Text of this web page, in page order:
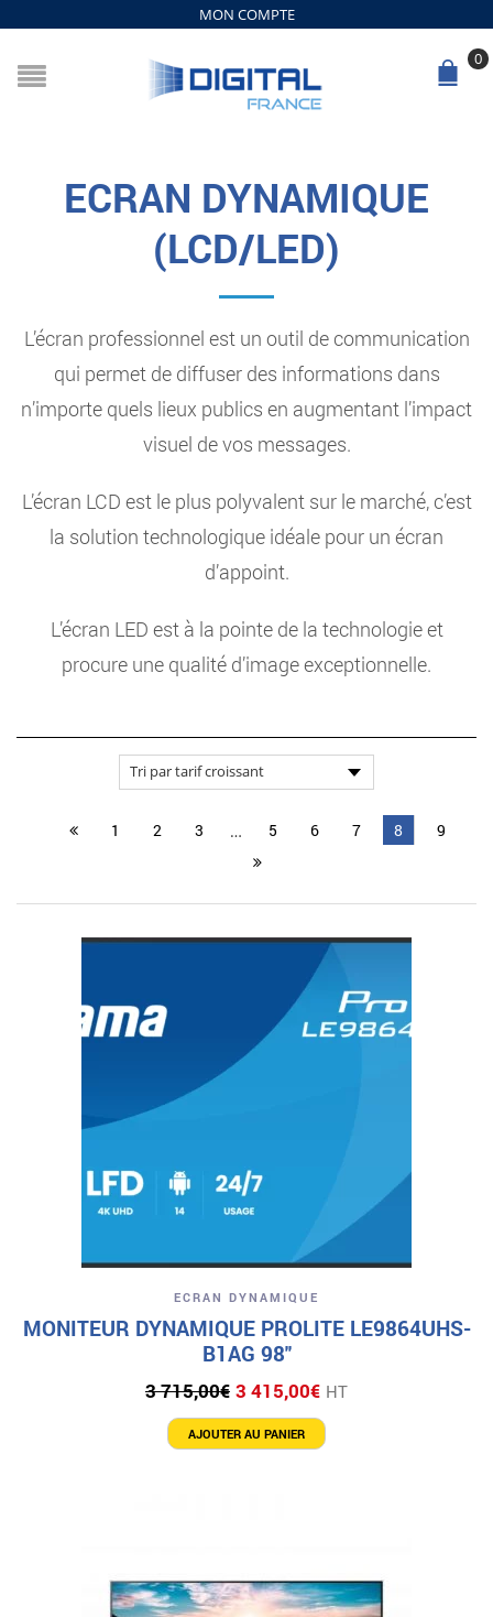
MON COMPTE
0
ECRAN DYNAMIQUE
(LCD/LED)
L’écran professionnel est un outil de communication
qui permet de diffuser des informations dans
n’importe quels lieux publics en augmentant l’impact
visuel de vos messages.
L’écran LCD est le plus polyvalent sur le marché, c’est
la solution technologique idéale pour un écran
d’appoint.
L’écran LED est à la pointe de la technologie et
procure une qualité d’image exceptionnelle.
1 2 3 … 5 6 7 8 9
ECRAN DYNAMIQUE
MONITEUR DYNAMIQUE PROLITE LE9864UHS-
B1AG 98″
3 715,00€ Le
prix
initial
3 415,00€Le
prix
actuel
HT
AJOUTER AU PANIER